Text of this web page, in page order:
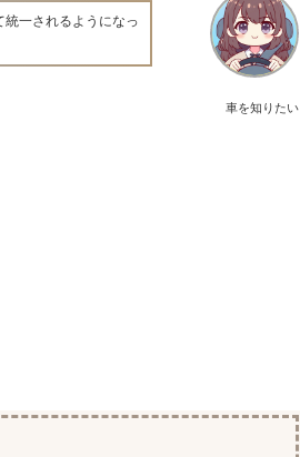
車を知りたい
統一されるようになっ